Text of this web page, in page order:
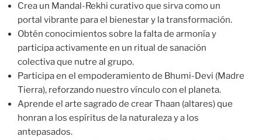
Crea un Mandal-Rekhi curativo que sirva como un
portal vibrante para el bienestar y la transformación.
Obtén conocimientos sobre la falta de armonía y
participa activamente en un ritual de sanación
colectiva que nutre al grupo.
Participa en el empoderamiento de Bhumi-Devi (Madre
Tierra), reforzando nuestro vínculo con el planeta.
Aprende el arte sagrado de crear Thaan (altares) que
honran a los espíritus de la naturaleza y a los
antepasados.